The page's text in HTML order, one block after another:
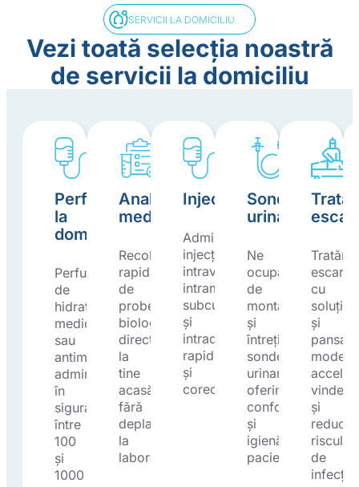
SERVICII LA DOMICILIU
Vezi toată selecția noastră
de servicii la domiciliu
Perfuzii
la
domiciliu
Perfuzii
de
hidratare,
medicație
sau
antimahmureală,
administrate
în
siguranță,
între
100
și
1000
Analize
medicale
Recoltare
rapidă
de
probe
biologice
direct
la
tine
acasă,
fără
deplasare
la
laborator.
Injecții
Administrăm
injecții
intravenoase,
intramusculare,
subcutanate
și
intradermice,
rapid
și
corect.
Sondă
urinară
Ne
ocupăm
de
montarea
și
întreținerea
sondei
urinare,
oferind
confort
și
igienă
pacienților.
Tratăm
cu
soluții
și
și
riscul
de
infecții.